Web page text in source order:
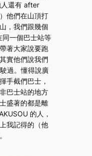
還有 after
他們在山頂打
，我們跟幾個
一個巴士站等
著大家說要跑
實他們說我們
過。懂得說廣
手截們巴士，
巴士站的地方
盛著的都是離
的人，
我記得的（他